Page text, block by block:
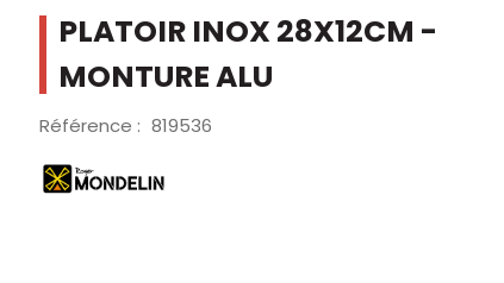
PLATOIR INOX 28X12CM -
MONTURE ALU
Référence : 819536